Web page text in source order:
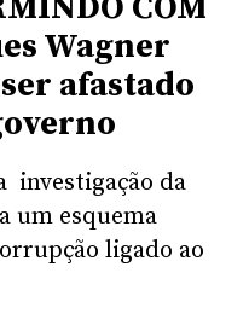
Wagner
afastado
investigação da
um esquema
ligado ao